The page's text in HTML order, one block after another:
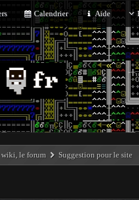
Calendrier Aide
wiki, le forum Suggestion pour le site